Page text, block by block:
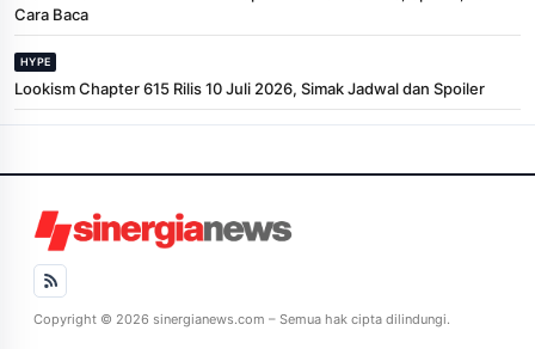
Cara Baca
HYPE
Lookism Chapter 615 Rilis 10 Juli 2026, Simak Jadwal dan Spoiler
Copyright © 2026 sinergianews.com – Semua hak cipta dilindungi.